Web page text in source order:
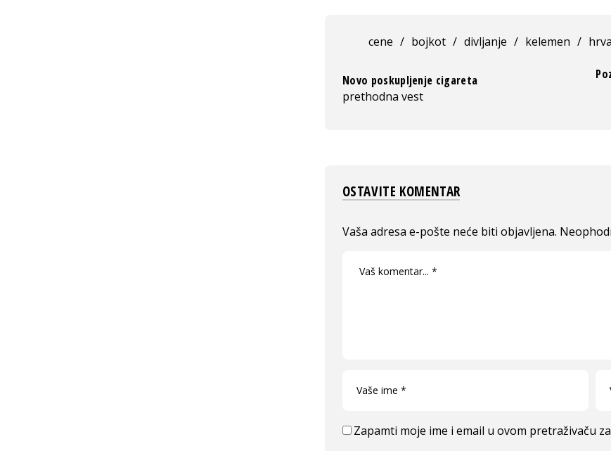
cene / bojkot / divljanje / kelemen /
Novo poskupljenje cigareta
prethodna vest
OSTAVITE KOMENTAR
Vaša adresa e-pošte neće biti objavljena.
Zapamti moje ime i email u ovom pretraživaču